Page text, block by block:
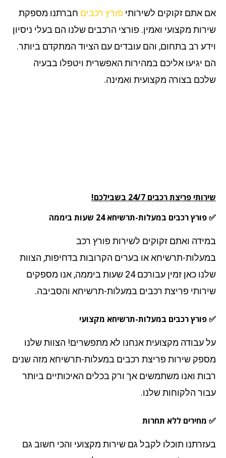
אתם זקוקים לשירותיפורץ רכביםחברתנו מספקת
מקצועי ואמין. פורצי הרכבים שלנו הם בעלי ניסיון
רב בתחום, והם עובדים עם הציוד המתקדם ביותר.
יגיעו אליכם במהירות האפשרית ויטפלו בבעיה
בצורה מקצועית ואמינה.
פריצת רכבים 24/7 בשבילכם!
רכבים במעלות-תרשיחא 24 שעות ביממה
ואתם זקוקים לשירות פורץ רכב
תרשיחא או בערים הקרובות בדחיפות, הצוות
שלנו כאן זמין עבורכם 24 שעות ביממה, אנו מספקים
פריצת רכבים במעלות-תרשיחא והסביבה.
פורץ רכבים במעלות-תרשיחא מקצועי
עבודה מקצועית אנחנו לא מתפשרים! הצוות שלנו
שירות פריצת רכבים במעלות-תרשיחא מזה שנים
ואנו משתמשים אך ורק בכלים האיכותיים ביותר
הלקוחות שלנו.
מחירים ללא תחרות
תוכלו לקבל גם שירות מקצועי והכי חשוב גם